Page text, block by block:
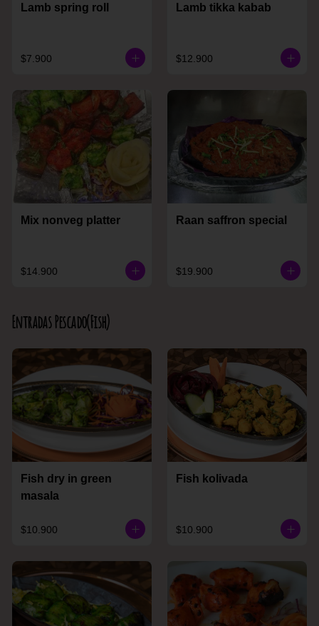
Lamb spring roll
$7.900
Lamb tikka kabab
$12.900
Mix nonveg platter
$14.900
Raan saffron special
$19.900
Entradas Pescado(Fish)
Fish dry in green
masala
$10.900
Fish kolivada
$10.900